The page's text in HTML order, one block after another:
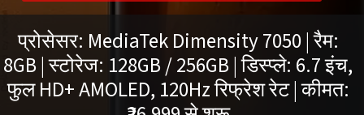
प्रोसेसर: MediaTek Dimensity 7050 | रैम:
8GB | स्टोरेज: 128GB / 256GB | डिस्प्ले: 6.7 इंच,
फुल HD+ AMOLED, 120Hz रिफ्रेश रेट | कीमत: